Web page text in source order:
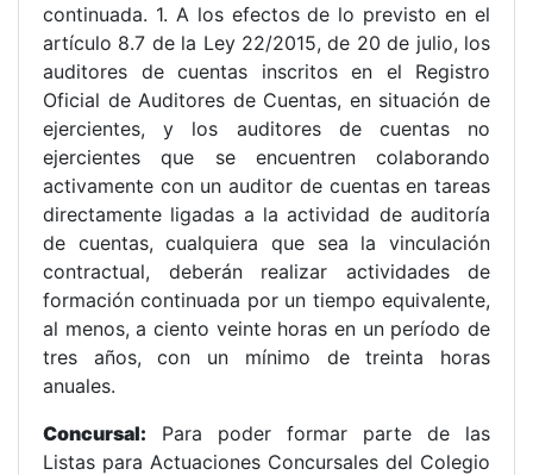
continuada. 1. A los efectos de lo previsto en el
artículo 8.7 de la Ley 22/2015, de 20 de julio, los
auditores de cuentas inscritos en el Registro
Oficial de Auditores de Cuentas, en situación de
ejercientes, y los auditores de cuentas no
ejercientes que se encuentren colaborando
activamente con un auditor de cuentas en tareas
directamente ligadas a la actividad de auditoría
de cuentas, cualquiera que sea la vinculación
contractual, deberán realizar actividades de
formación continuada por un tiempo equivalente,
al menos, a ciento veinte horas en un período de
tres años, con un mínimo de treinta horas
anuales.
Concursal: Para poder formar parte de las
Listas para Actuaciones Concursales del Colegio